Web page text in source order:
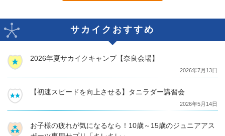
サカイクおすすめ
2026年夏サカイクキャンプ【奈良会場】
2026年7月13日
【初速スピードを向上させる】タニラダー講習会
2026年5月14日
お子様の疲れが気になるなら！10歳～15歳のジュニアアス